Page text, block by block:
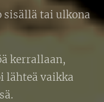
sisällä tai ulkona
kerrallaan,
lähteä vaikka